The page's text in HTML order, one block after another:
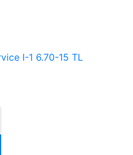
I-1 6.70-15 TL